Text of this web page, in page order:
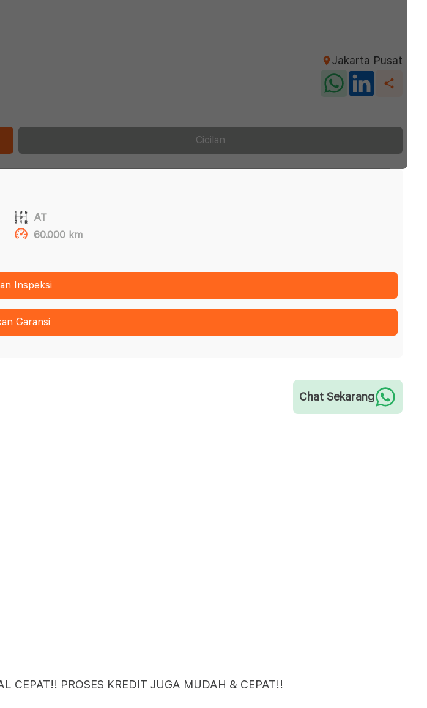
Jakarta Pusat
Cicilan
AT
60.000 km
Inspeksi
Garansi
Chat Sekarang
CEPAT!! PROSES KREDIT JUGA MUDAH & CEPAT!!